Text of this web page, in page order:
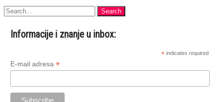
Informacije i znanje u inbox:
* indicates required
E-mail adresa *